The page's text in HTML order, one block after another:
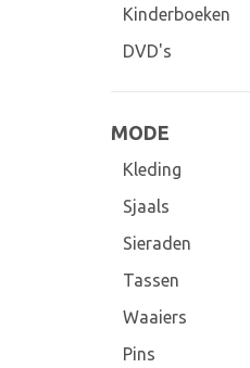
Kinderboeken
DVD's
MODE
Kleding
Sjaals
Sieraden
Tassen
Waaiers
Pins